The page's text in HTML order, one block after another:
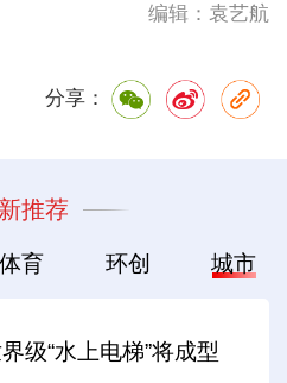
编辑：袁艺航
分享：
推荐
体育 环创 城市
级“水上电梯”将成型